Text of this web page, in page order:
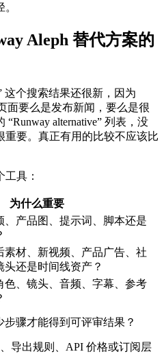
Aleph 替代方案的
这个搜索结果还很新，因为
面要么是发布新闻，要么是很
alternative” 列表，没
要。真正有用的比较不应该比
具：
为什么重要
、产品图、提示词、脚本还是
素材、新视频、产品广告、社
还是时间线资产？
色、镜头、音频、字幕、参考
步骤才能得到可评审结果？
导出规则、API 价格或订阅层